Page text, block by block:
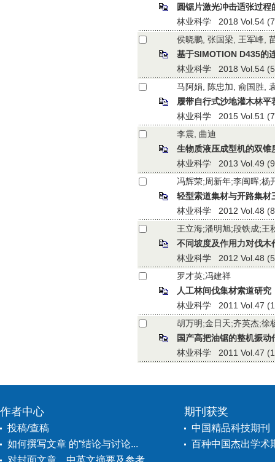
圆锯片激光冲击适张过程
林业科学 2018 Vol.54
侯晓鹏, 张国梁, 王军峰,
基于SIMOTION D435的
林业科学 2018 Vol.54
马阿娟, 陈忠加, 俞国胜,
履带自行式沙地灌木林平
林业科学 2015 Vol.51
李震, 曲迪
生物质液压成型机的双锥
林业科学 2013 Vol.49
冯辉荣;周新年;李闽晖;杨
轻型索道集材与开路集材
林业科学 2012 Vol.48
王立海;潘明旭;段铁成;王
不同坡度及作用力对伐
林业科学 2012 Vol.48
罗才英;冯建祥
人工林间伐集材索道研究
林业科学 2011 Vol.47
胡万明;金日天;齐英杰;徐
国产高把油锯的整机振动
林业科学 2011 Vol.47
作者中心
投稿/查稿
如何撰写文章 的“结论与讨论...
对封面文章、中英文摘要及参考...
期刊获奖
中国精品科技期刊
百种中国杰出学术